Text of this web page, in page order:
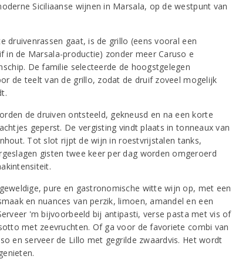
Siciliaanse wijnen in Marsala, op de westpunt van
druivenrassen gaat, is de grillo (eens vooral een
in de Marsala-productie) zonder meer Caruso e
De familie selecteerde de hoogstgelegen
de teelt van de grillo, zodat de druif zoveel mogelijk
de druiven ontsteeld, gekneusd en na een korte
geperst. De vergisting vindt plaats in tonneaux van
Tot slot rijpt de wijn in roestvrijstalen tanks,
gisten twee keer per dag worden omgeroerd
pure en gastronomische witte wijn op, met een
en nuances van perzik, limoen, amandel en een
'm bijvoorbeeld bij antipasti, verse pasta met vis of
met zeevruchten. Of ga voor de favoriete combi van
en serveer de Lillo met gegrilde zwaardvis. Het wordt